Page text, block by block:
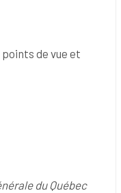
de vue et
du Québec